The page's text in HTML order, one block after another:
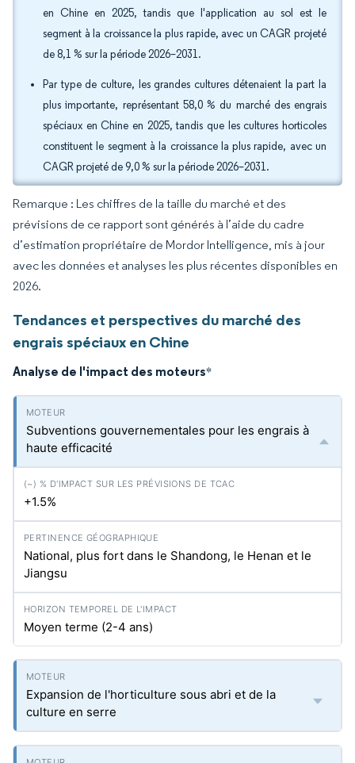
en Chine en 2025, tandis que l'application au sol est le
segment à la croissance la plus rapide, avec un CAGR projeté
de 8,1 % sur la période 2026–2031.
Par type de culture, les grandes cultures détenaient la part la
plus importante, représentant 58,0 % du marché des engrais
spéciaux en Chine en 2025, tandis que les cultures horticoles
constituent le segment à la croissance la plus rapide, avec un
CAGR projeté de 9,0 % sur la période 2026–2031.
Remarque : Les chiffres de la taille du marché et des
prévisions de ce rapport sont générés à l’aide du cadre
d’estimation propriétaire de Mordor Intelligence, mis à jour
avec les données et analyses les plus récentes disponibles en
2026.
Tendances et perspectives du marché des
engrais spéciaux en Chine
Analyse de l'impact des moteurs*
Subventions gouvernementales pour les engrais à
haute efficacité
+1.5%
National, plus fort dans le Shandong, le Henan et le
Jiangsu
Moyen terme (2-4 ans)
Expansion de l'horticulture sous abri et de la
culture en serre